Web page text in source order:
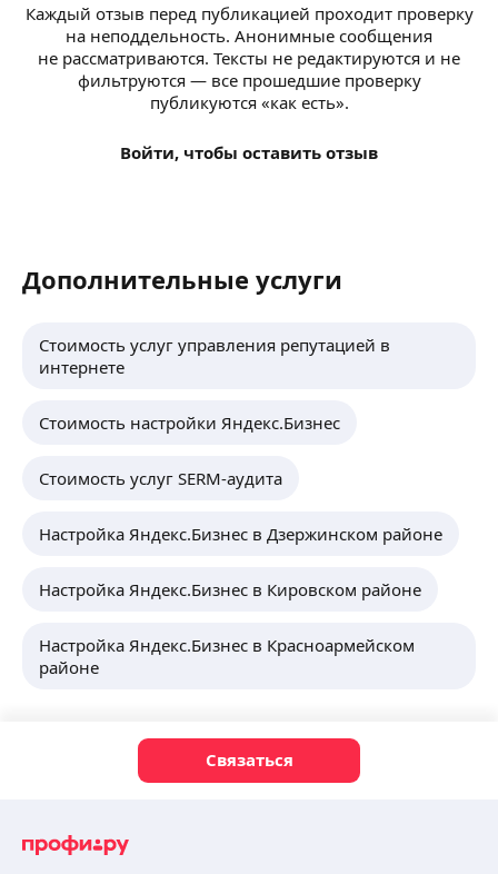
Каждый отзыв перед публикацией проходит проверку
на неподдельность. Анонимные сообщения
не рассматриваются. Тексты не редактируются и не
фильтруются — все прошедшие проверку
публикуются «как есть».
Войти, чтобы оставить отзыв
Дополнительные услуги
Стоимость услуг управления репутацией в
интернете
Стоимость настройки Яндекс.Бизнес
Стоимость услуг SERM-аудита
Настройка Яндекс.Бизнес в Дзержинском районе
Настройка Яндекс.Бизнес в Кировском районе
Настройка Яндекс.Бизнес в Красноармейском
районе
Связаться